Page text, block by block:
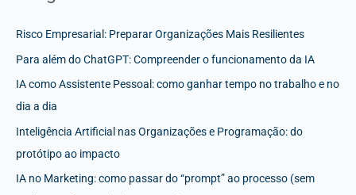
Risco Empresarial: Preparar Organizações Mais Resilientes
Para além do ChatGPT: Compreender o funcionamento da IA
IA como Assistente Pessoal: como ganhar tempo no trabalho e no
dia a dia
Inteligência Artificial nas Organizações e Programação: do
protótipo ao impacto
IA no Marketing: como passar do “prompt” ao processo (sem